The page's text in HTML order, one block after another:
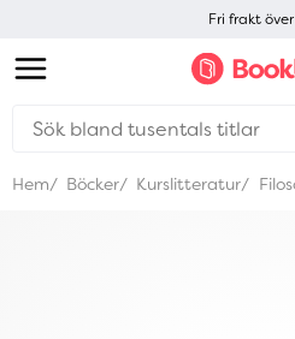
Fri frakt
Hem Böcker Kurslitteratur